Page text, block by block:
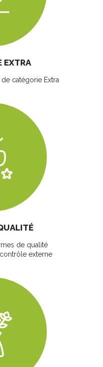
EXTRA
de catégorie Extra
de qualité
externe